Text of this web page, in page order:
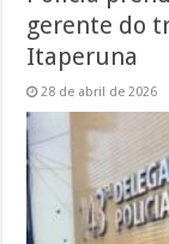
gerente do
Itaperuna
28 de abril de 2026